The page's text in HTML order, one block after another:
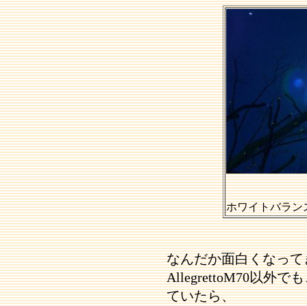
ホワイトバラン
なんだか面白くなっ
AllegrettoM70以外で
ていたら、